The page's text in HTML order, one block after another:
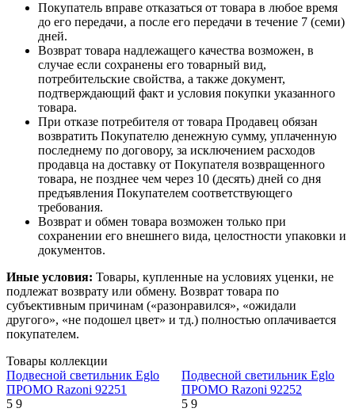
Покупатель вправе отказаться от товара в любое время
до его передачи, а после его передачи в течение 7 (семи)
дней.
Возврат товара надлежащего качества возможен, в
случае если сохранены его товарный вид,
потребительские свойства, а также документ,
подтверждающий факт и условия покупки указанного
товара.
При отказе потребителя от товара Продавец обязан
возвратить Покупателю денежную сумму, уплаченную
последнему по договору, за исключением расходов
продавца на доставку от Покупателя возвращенного
товара, не позднее чем через 10 (десять) дней со дня
предъявления Покупателем соответствующего
требования.
Возврат и обмен товара возможен только при
сохранении его внешнего вида, целостности упаковки и
документов.
Иные условия: Товары, купленные на условиях уценки, не
подлежат возврату или обмену. Возврат товара по
субъективным причинам («разонравился», «ожидали
другого», «не подошел цвет» и тд.) полностью оплачивается
покупателем.
Товары коллекции
Подвесной светильник Eglo
ПРОМО Razoni 92251
5 9
Подвесной светильник Eglo
ПРОМО Razoni 92252
5 9